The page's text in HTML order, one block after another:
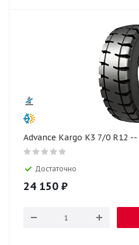
Advance Kargo K3 7/0 R12 --
Достаточно
24 150 ₽